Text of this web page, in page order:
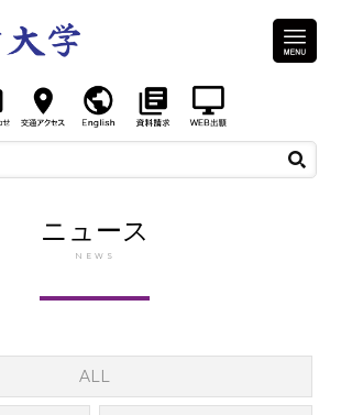
ニュース
NEWS
ALL